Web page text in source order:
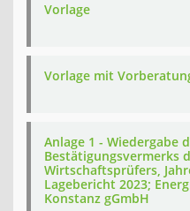
Vorlage
Vorlage mit
Anlage 1 - Wiedergabe
Bestätigungsvermerks
Wirtschaftsprüfers,
Lagebericht 2023;
Konstanz gGmbH